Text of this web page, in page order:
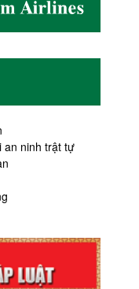
an ninh trật tự